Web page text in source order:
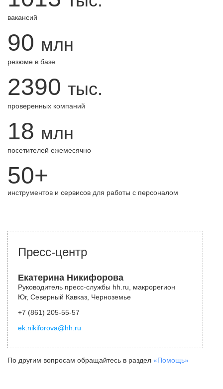
вакансий
90 млн
резюме в базе
2390 тыс.
проверенных компаний
18 млн
посетителей ежемесячно
50+
инструментов и сервисов для работы с персоналом
Пресс-центр
Екатерина Никифорова
Руководитель пресс-службы hh.ru, макрорегион
Юг, Северный Кавказ, Черноземье
+7 (861) 205-55-57
ek.nikiforova@hh.ru
По другим вопросам обращайтесь в раздел «Помощь»